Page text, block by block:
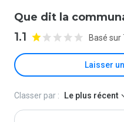
Que dit la
1.1 Basé sur
Laisser
Classer par : Le plus récent